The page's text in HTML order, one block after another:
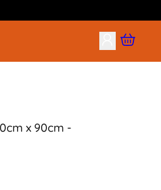
x 90cm -